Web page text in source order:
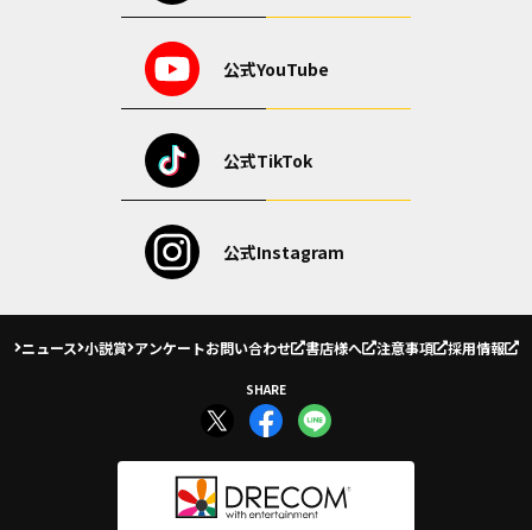
公式YouTube
公式TikTok
公式Instagram
ニュース 小説賞 アンケートお問い合わせ 書店様へ 注意事項 採用情報
SHARE